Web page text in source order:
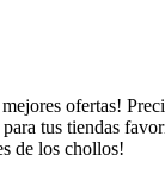
ofertas!
tus tiendas
de los chollos!